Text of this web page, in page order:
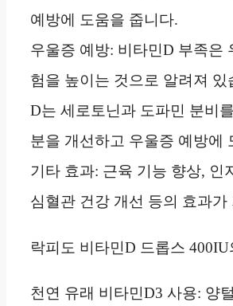
예방에 도움을 줍니다.
우울증 예방: 비타민D 부족은
험을 높이는 것으로 알려져 있
D는 세로토닌과 도파민 분비
분을 개선하고 우울증 예방에
기타 효과: 근육 기능 향상, 인
심혈관 건강 개선 등의 효과가
락피도 비타민D 드롭스 400IU
천연 유래 비타민D3 사용: 양